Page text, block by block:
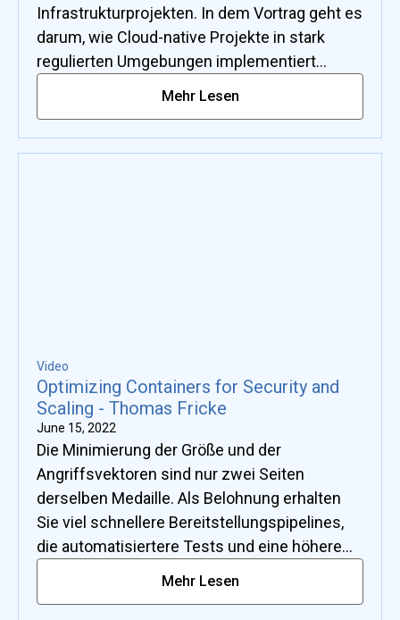
Infrastrukturprojekten. In dem Vortrag geht es
darum, wie Cloud-native Projekte in stark
regulierten Umgebungen implementiert
werden können oder nicht. Sie erhalten einige
Kubernetes verwendet wird, um die neuesten
Anwendungen zur Steuerung kritischer
Cloud-native Air-Gap-Architekturen und den
Betrieb von Clustern mit höchster
Verfügbarkeit.
Mehr Lesen
Video
Optimizing Containers for Security and
Scaling - Thomas Fricke
June 15, 2022
Die Minimierung der Größe und der
Angriffsvektoren sind nur zwei Seiten
derselben Medaille. Als Belohnung erhalten
Sie viel schnellere Bereitstellungspipelines,
die automatisiertere Tests und eine höhere
Mehr Lesen